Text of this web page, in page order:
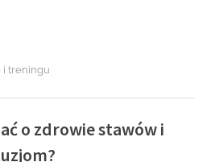
i treningu
o zdrowie stawów i